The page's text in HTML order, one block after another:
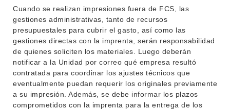
Cuando se realizan impresiones fuera de FCS, las
gestiones administrativas, tanto de recursos
presupuestales para cubrir el gasto, así como las
gestiones directas con la imprenta, serán responsabilidad
de quienes soliciten los materiales. Luego deberán
notificar a la Unidad por correo qué empresa resultó
contratada para coordinar los ajustes técnicos que
eventualmente puedan requerir los originales previamente
a su impresión. Además, se debe informar los plazos
comprometidos con la imprenta para la entrega de los